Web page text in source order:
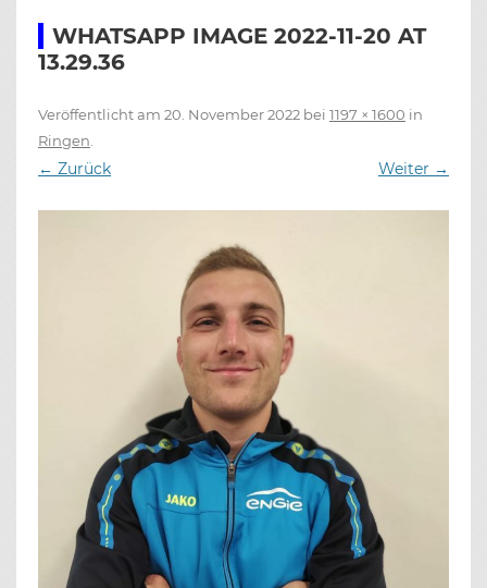
WHATSAPP IMAGE 2022-11-20 AT
13.29.36
Veröffentlicht am 20. November 2022 bei 1197 × 1600 in
Ringen
← Zurück Weiter →